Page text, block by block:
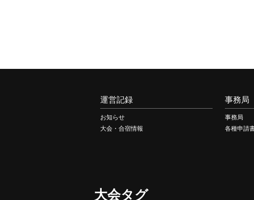
ョ
運営記録
お知らせ
大会・合宿情報
事務局
事務局
各種申請
大会タグ